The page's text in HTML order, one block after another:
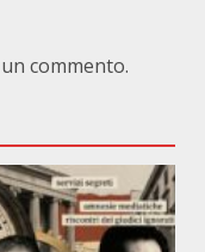
commento.